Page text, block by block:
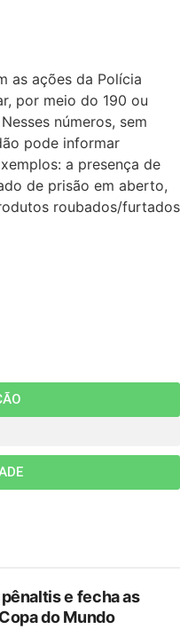
as ações da Polícia
por meio do 190 ou
números, sem
pode informar
a presença de
de prisão em aberto,
roubados/furtados
e fecha as
do Mundo